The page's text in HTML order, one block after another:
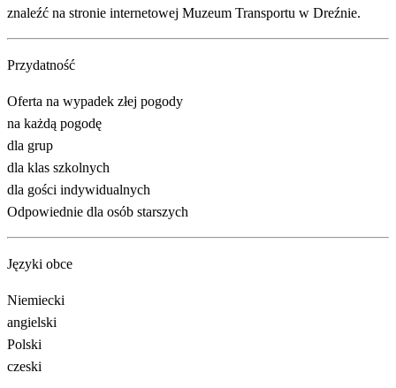
znaleźć na stronie internetowej Muzeum Transportu w Dreźnie.
Przydatność
Oferta na wypadek złej pogody
na każdą pogodę
dla grup
dla klas szkolnych
dla gości indywidualnych
Odpowiednie dla osób starszych
Języki obce
Niemiecki
angielski
Polski
czeski